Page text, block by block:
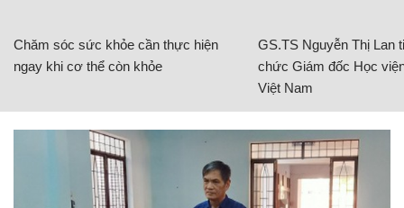
Chăm sóc sức khỏe cần thực hiện
ngay khi cơ thể còn khỏe
GS.TS Nguyễn Thị Lan
chức Giám đốc Học
Việt Nam